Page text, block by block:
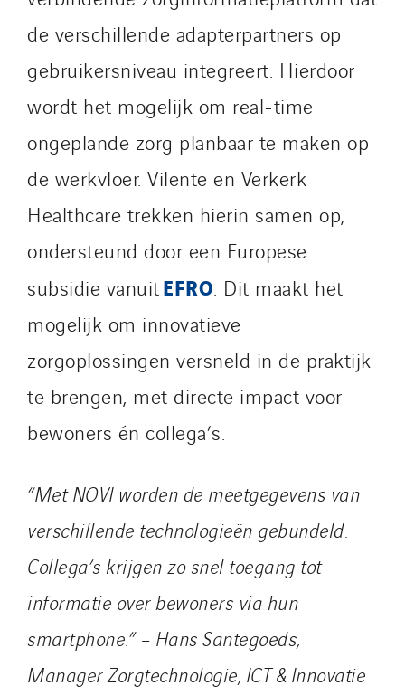
de verschillende adapterpartners op
gebruikersniveau integreert. Hierdoor
wordt het mogelijk om real-time
ongeplande zorg planbaar te maken op
de werkvloer. Vilente en Verkerk
Healthcare trekken hierin samen op,
ondersteund door een Europese
subsidie vanuitEFRO . Dit maakt het
mogelijk om innovatieve
zorgoplossingen versneld in de praktijk
te brengen, met directe impact voor
bewoners én collega’s.
“Met NOVI worden de meetgegevens van
verschillende technologieën gebundeld.
Collega’s krijgen zo snel toegang tot
informatie over bewoners via hun
smartphone.” – Hans Santegoeds,
Manager Zorgtechnologie, ICT & Innovatie